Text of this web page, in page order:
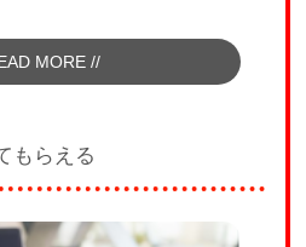
MORE //
もらえる